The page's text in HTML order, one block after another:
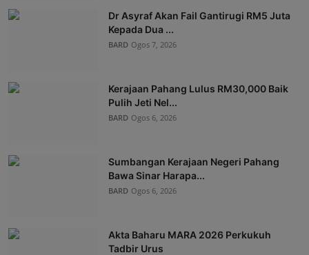
Dr Asyraf Akan Fail Gantirugi RM5 Juta
Kepada Dua ...
BARD Ogos 7, 2026
Kerajaan Pahang Lulus RM30,000 Baik
Pulih Jeti Nel...
BARD Ogos 6, 2026
Sumbangan Kerajaan Negeri Pahang
Bawa Sinar Harapa...
BARD Ogos 6, 2026
Akta Baharu MARA 2026 Perkukuh
Tadbir Urus